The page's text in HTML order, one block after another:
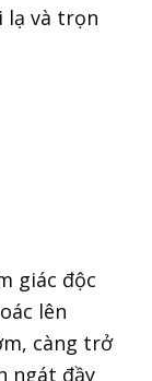
lạ và trọn
giác độc
lên
càng trở
ngát đầy